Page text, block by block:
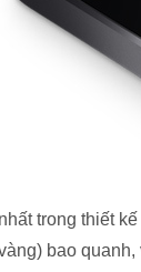
trong thiết
bao